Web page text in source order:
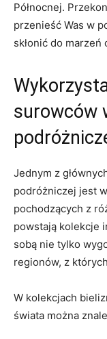
Północnej.
przenieść Was w⁤
skłonić do
surowców
Jednym z
podróżniczej jest
pochodzących z
powstają kolekcje
sobą nie tylko
regionów, z
W ⁤kolekcjach
świata ​można